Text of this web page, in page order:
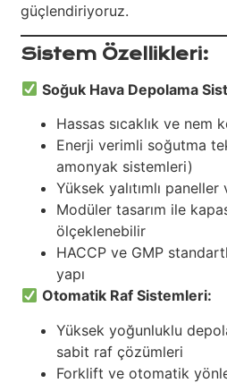
güçlendiriyoruz.
Sistem Özellikleri:
Soğuk Hava Depolama
Hassas sıcaklık ve nem
Enerji verimli soğutma
amonyak sistemleri)
Yüksek yalıtımlı paneller
Modüler tasarım ile
ölçeklenebilir
HACCP ve GMP
yapı
Otomatik Raf Sistemleri:
Yüksek yoğunluklu
sabit raf çözümleri
Forklift ve otomatik